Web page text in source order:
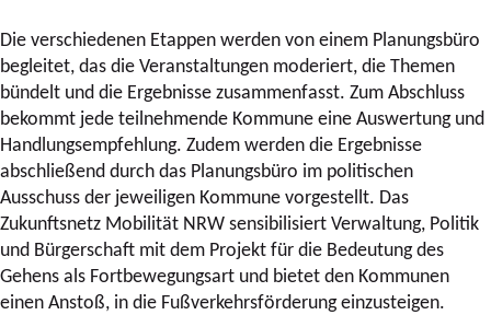
Die verschiedenen Etappen werden von einem Planungsbüro
begleitet, das die Veranstaltungen moderiert, die Themen
bündelt und die Ergebnisse zusammenfasst. Zum Abschluss
bekommt jede teilnehmende Kommune eine Auswertung und
Handlungsempfehlung. Zudem werden die Ergebnisse
abschließend durch das Planungsbüro im politischen
Ausschuss der jeweiligen Kommune vorgestellt. Das
Zukunftsnetz Mobilität NRW sensibilisiert Verwaltung, Politik
und Bürgerschaft mit dem Projekt für die Bedeutung des
Gehens als Fortbewegungsart und bietet den Kommunen
einen Anstoß, in die Fußverkehrsförderung einzusteigen.